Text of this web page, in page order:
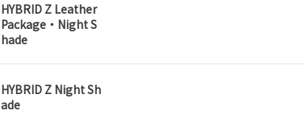
HYBRID Z Leather
Package・Night S
hade
HYBRID Z Night Sh
ade